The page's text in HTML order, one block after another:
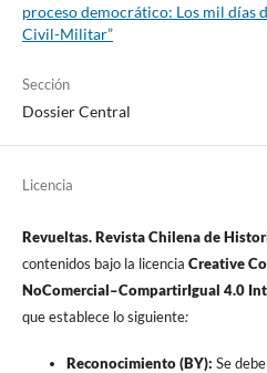
proceso democrático: Los mil días
Civil-Militar”
Sección
Dossier Central
Licencia
Revueltas. Revista Chilena de
contenidos bajo la licencia Creative
NoComercial–CompartirIgual 4.0
que establece lo siguiente:
Reconocimiento (BY): Se